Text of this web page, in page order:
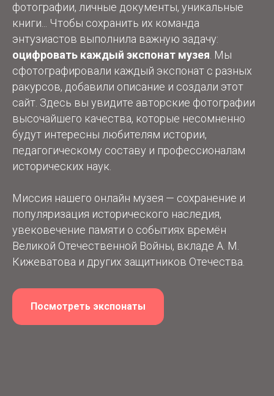
фотографии, личные документы, уникальные
книги... Чтобы сохранить их команда
энтузиастов выполнила важную задачу:
оцифровать каждый экспонат музея . Мы
сфотографировали каждый экспонат с разных
ракурсов, добавили описание и создали этот
сайт. Здесь вы увидите авторские фотографии
высочайшего качества, которые несомненно
будут интересны любителям истории,
педагогическому составу и профессионалам
исторических наук.
Миссия нашего онлайн музея — сохранение и
популяризация исторического наследия,
увековечение памяти о событиях времён
Великой Отечественной Войны, вкладе А. М.
Кижеватова и других защитников Отечества.
Посмотреть экспонаты